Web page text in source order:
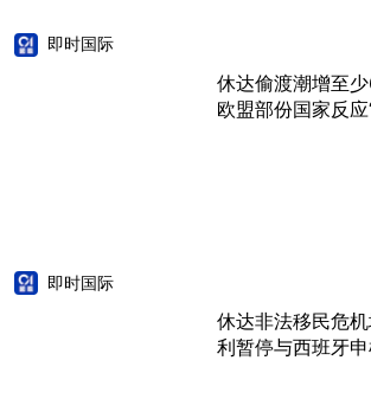
即时国际
休达偷渡潮增至
欧盟部份国家反应
即时国际
休达非法移民危
利暂停与西班牙